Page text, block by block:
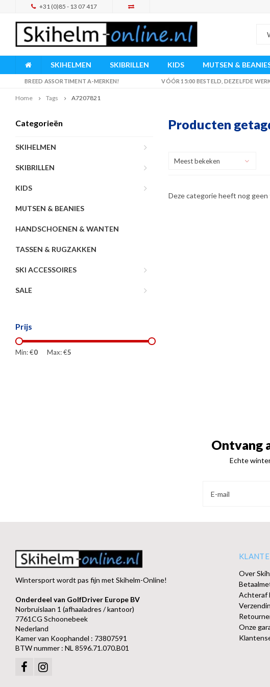
+31 (0)85 - 13 07 417
SKIHELMEN SKIBRILLEN KIDS MUTSEN &
BREED ASSORTIMENT A-MERKEN! VÓÓR 15:00 BESTELD, DEZELFDE
Home Tags A7207821
Categorieën
SKIHELMEN
SKIBRILLEN
KIDS
MUTSEN & BEANIES
HANDSCHOENEN & WANTEN
TASSEN & RUGZAKKEN
SKI ACCESSOIRES
SALE
Prijs
Min: €0 Max: €5
Producten
Meest bekeken
Deze categorie heeft nog
Ontvang
Echte
Wintersport wordt pas fijn met Skihelm-Online!
Onderdeel van GolfDriver Europe BV
Norbruislaan 1 (afhaaladres / kantoor)
7761CG Schoonebeek
Nederland
Kamer van Koophandel : 73807591
BTW nummer : NL 8596.71.070.B01
Over
Achteraf
Onze